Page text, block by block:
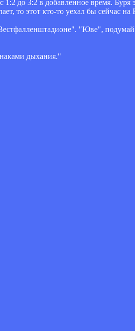
1:2 до 3:2 в добавленное время.
то этот кто-то уехал бы сейчас
"Юве",
дыхания."